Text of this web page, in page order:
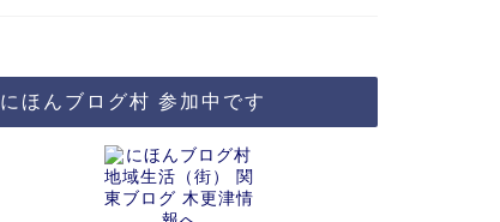
にほんブログ村 参加中です